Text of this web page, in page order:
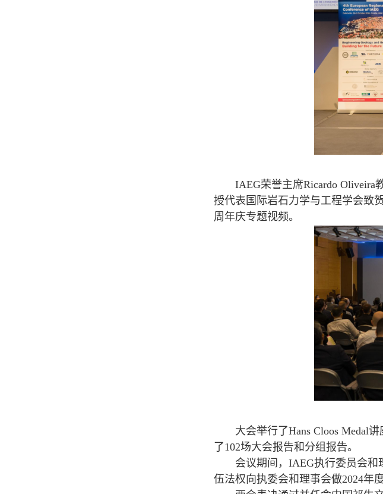
IAEG荣誉主席Ricardo Oliveira教
授代表国际岩石力学与工程学会致
周年庆专题视频。
大会举行了Hans Cloos Medal讲
了102场大会报告和分组报告。
会议期间，IAEG执行委员会和理
伍法权向执委会和理事会做2024年